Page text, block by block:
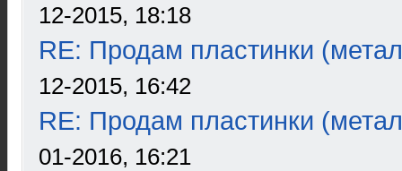
12-2015, 18:18
RE: Продам пластинки
12-2015, 16:42
RE: Продам пластинки
01-2016, 16:21